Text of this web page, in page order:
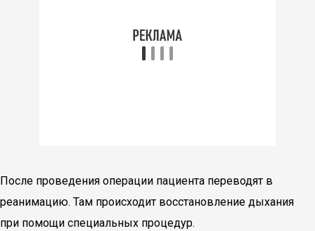
После проведения операции пациента переводят в
реанимацию. Там происходит восстановление дыхания
при помощи специальных процедур.